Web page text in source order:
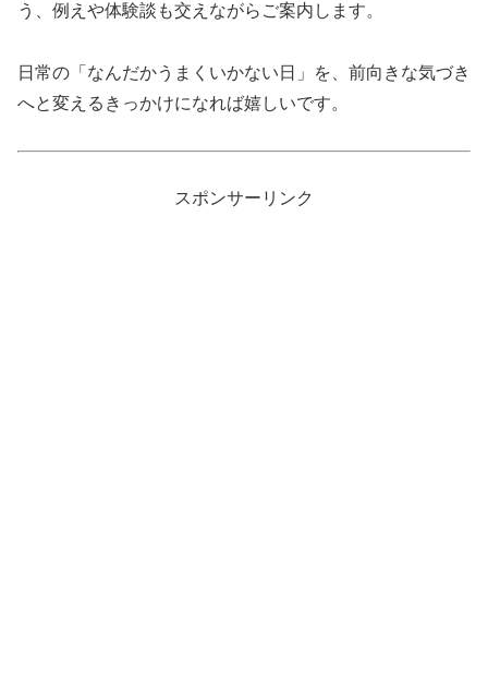
う、例えや体験談も交えながらご案内します。
日常の「なんだかうまくいかない日」を、前向きな気づき
へと変えるきっかけになれば嬉しいです。
スポンサーリンク